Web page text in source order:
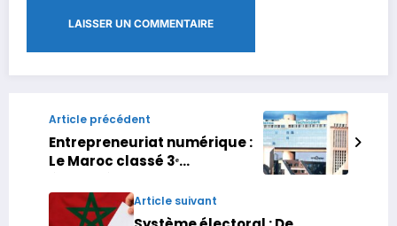
Article précédent
Entrepreneuriat numérique :
Le Maroc classé 3ᵉ
Article suivant